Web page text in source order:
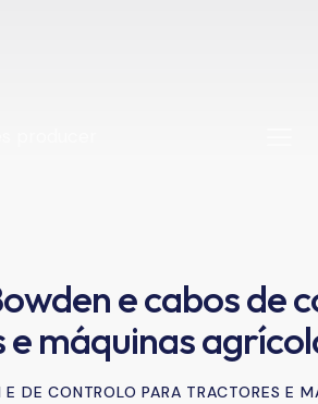
e cabos de
máquinas
DE CONTROLO PARA TRACTORES E